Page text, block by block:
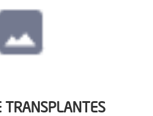
TRANSPLANTES